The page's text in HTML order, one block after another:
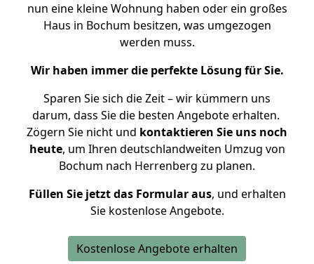
nun eine kleine Wohnung haben oder ein großes
Haus in Bochum besitzen, was umgezogen
werden muss.
Wir haben immer die perfekte Lösung für Sie.
Sparen Sie sich die Zeit – wir kümmern uns
darum, dass Sie die besten Angebote erhalten.
Zögern Sie nicht und kontaktieren Sie uns noch
heute, um Ihren deutschlandweiten Umzug von
Bochum nach Herrenberg zu planen.
Füllen Sie jetzt das Formular aus, und erhalten
Sie kostenlose Angebote.
Kostenlose Angebote erhalten